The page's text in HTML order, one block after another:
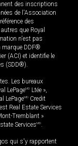
des inscriptions
de l'Association
des
que Royal
n'est pas
marque DDF®
(ACI) et identifie le
(SDD®).
Les bureaux
LePageMD Ltée »,
LePageMD Credit
Real Estate Services
Tremblant »
ServicesMD.
qui s'y rapportent